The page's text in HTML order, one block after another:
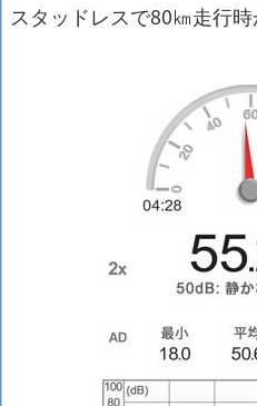
スタッドレスで80㎞走行時